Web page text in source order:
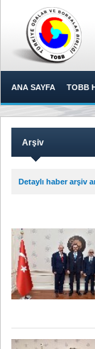
ANA SAYFA TOBB
Arşiv
Detaylı haber arşiv